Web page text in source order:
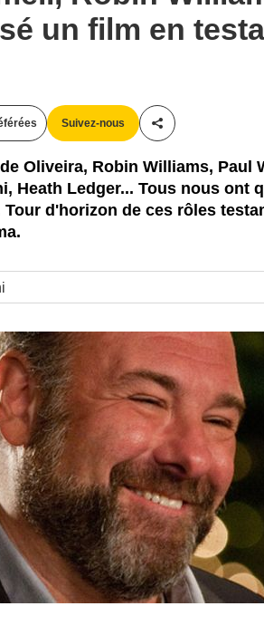
un film en
Suivez-nous
Partager cet
Oliveira, Robin Williams, Paul
Heath Ledger... Tous nous ont
d'horizon de ces rôles